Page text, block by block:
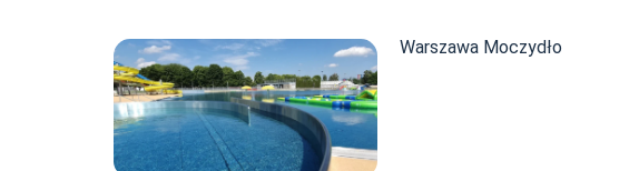
Warszawa Moczydło